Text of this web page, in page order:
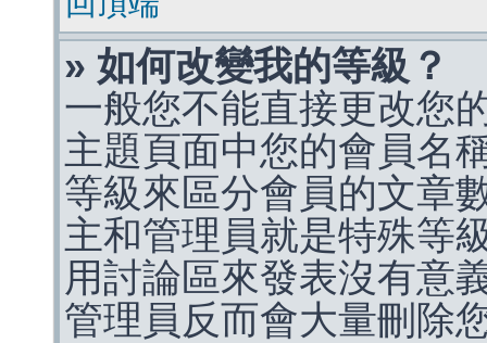
» 如何改變我的等級？
一般您不能直接更改您
主題頁面中您的會員名
等級來區分會員的文章
主和管理員就是特殊等
用討論區來發表沒有意
管理員反而會大量刪除